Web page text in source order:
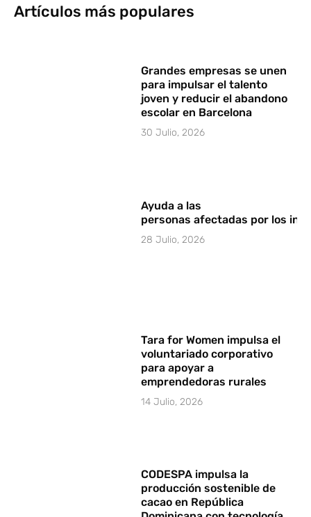
Artículos más populares
Grandes empresas se unen
para impulsar el talento
joven y reducir el abandono
escolar en Barcelona
30 Julio, 2026
Ayuda a las
personas afectadas por los
28 Julio, 2026
Tara for Women impulsa el
voluntariado corporativo
para apoyar a
emprendedoras rurales
14 Julio, 2026
CODESPA impulsa la
producción sostenible de
cacao en República